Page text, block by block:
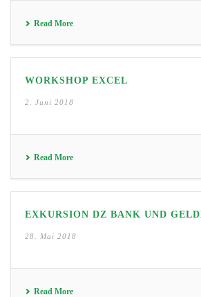
Read More
WORKSHOP EXCEL
2. Juni 2018
Read More
EXKURSION DZ BANK UND
28. Mai 2018
Read More